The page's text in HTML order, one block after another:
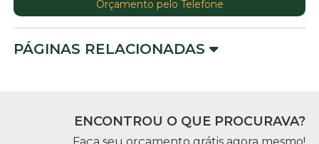
Orçamento pelo Telefone
PÁGINAS RELACIONADAS
ENCONTROU O QUE PROCURAVA?